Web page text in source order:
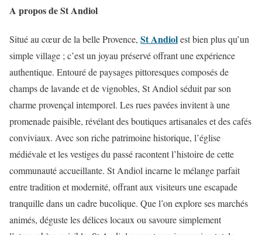
A propos de St Andiol
Situé au cœur de la belle Provence, St Andiolest bien plus qu’un
simple village ; c’est un joyau préservé offrant une expérience
authentique. Entouré de paysages pittoresques composés de
champs de lavande et de vignobles, St Andiol séduit par son
charme provençal intemporel. Les rues pavées invitent à une
promenade paisible, révélant des boutiques artisanales et des cafés
conviviaux. Avec son riche patrimoine historique, l’église
médiévale et les vestiges du passé racontent l’histoire de cette
communauté accueillante. St Andiol incarne le mélange parfait
entre tradition et modernité, offrant aux visiteurs une escapade
tranquille dans un cadre bucolique. Que l’on explore ses marchés
animés, déguste les délices locaux ou savoure simplement